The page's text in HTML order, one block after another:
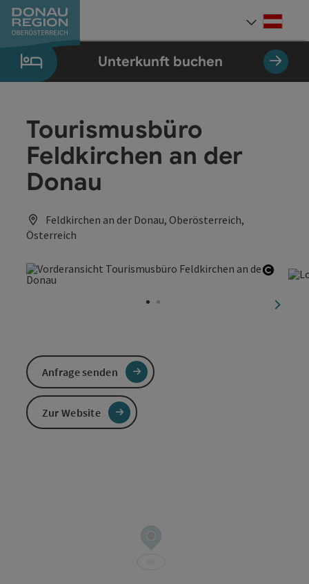
Zum Inhalt
Zur Navigation
Zum Seitenanfang
Zur Kontaktseite
Zum Impressum
Zur Startseite
Unterkunft buchen
Tourismusbüro
Feldkirchen an der
Donau
Feldkirchen an der Donau, Oberösterreich,
Österreich
Anfrage senden
Zur Website